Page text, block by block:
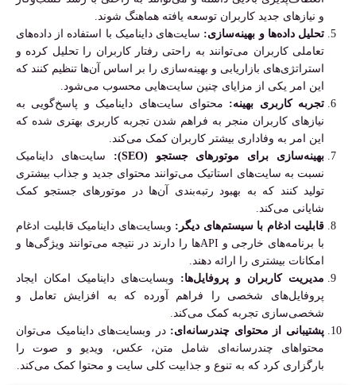
و نیازهای جدید کاربران توسعه یافته هماهنگ شوند.
تحلیل داده‌ها و بهینه‌سازی: سایت‌های داینامیک با استفاده از داده‌های
تعاملی کاربران می‌توانند به‌ راحتی رفتار کاربران را تحلیل کرده و
استراتژی‌های بازاریابی و بهینه‌سازی را بر اساس آن‌ها تنظیم کنند که
این امر یکی از مزایای چنین سایت‌هایی محسوب می‌شود.
تجربه کاربری بهینه: محتوای سایت‌های داینامیک و پاسخ‌گویی به
نیازهای کاربران منجر به فراهم شدن تجربه کاربری بهتری شده که
این امر به وفاداری بیشتر کاربران کمک می‌کند.
بهینه‌سازی برای موتورهای جستجو (SEO
): سایت‌های داینامیک
نسبت به سایت‌های استاتیک می‌توانند محتوای جدید و جذاب بیشتری
تولید کنند که به بهبود رتبه‌بندی آن‌ها در موتورهای جستجو کمک
شایانی می‌کند.
قابلیت ادغام با سیستم‌های دیگر: وبسایت‌های داینامیک قابلیت ادغام
با برنامه‌های خارجی و APIها را دارند در نتیجه می‌توانند ویژگی‌ها و
امکانات بیشتری را ارائه دهند.
مدیریت کاربران و پروفایل‌ها: وبسایت‌های داینامیک امکان ایجاد
پروفایل‌های شخصی را فراهم آورده که به افزایش تعامل و
شخصی‌سازی تجربه کمک می‌کند.
پشتیبانی از محتوای چندرسانه‌ای:در وبسایت‌های داینامیک می‌توان
محتواهای چندرسانه‌ای شامل متن، عکس، ویدیو و صوت را
بارگزاری کرد که به تنوع و جذابیت کلی سایت و محتوا کمک می‌کند.